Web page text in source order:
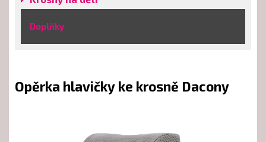
Doplňky
Opěrka hlavičky ke krosně Dacony